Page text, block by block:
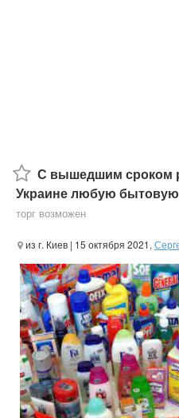
С вышедшим сроком
Украине любую
торг возможен
из г. Киев | 15 октября 2021,